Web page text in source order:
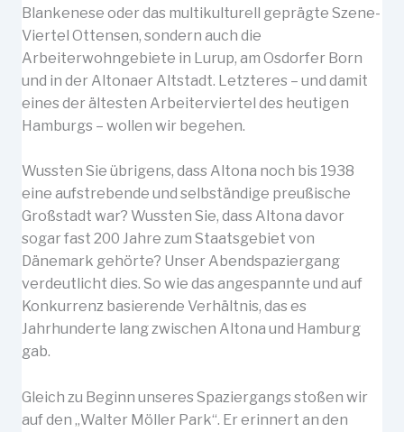
Blankenese oder das multikulturell geprägte Szene-
Viertel Ottensen, sondern auch die
Arbeiterwohngebiete in Lurup, am Osdorfer Born
und in der Altonaer Altstadt. Letzteres – und damit
eines der ältesten Arbeiterviertel des heutigen
Hamburgs – wollen wir begehen.
Wussten Sie übrigens, dass Altona noch bis 1938
eine aufstrebende und selbständige preußische
Großstadt war? Wussten Sie, dass Altona davor
sogar fast 200 Jahre zum Staatsgebiet von
Dänemark gehörte? Unser Abendspaziergang
verdeutlicht dies. So wie das angespannte und auf
Konkurrenz basierende Verhältnis, das es
Jahrhunderte lang zwischen Altona und Hamburg
gab.
Gleich zu Beginn unseres Spaziergangs stoßen wir
auf den „Walter Möller Park“. Er erinnert an den